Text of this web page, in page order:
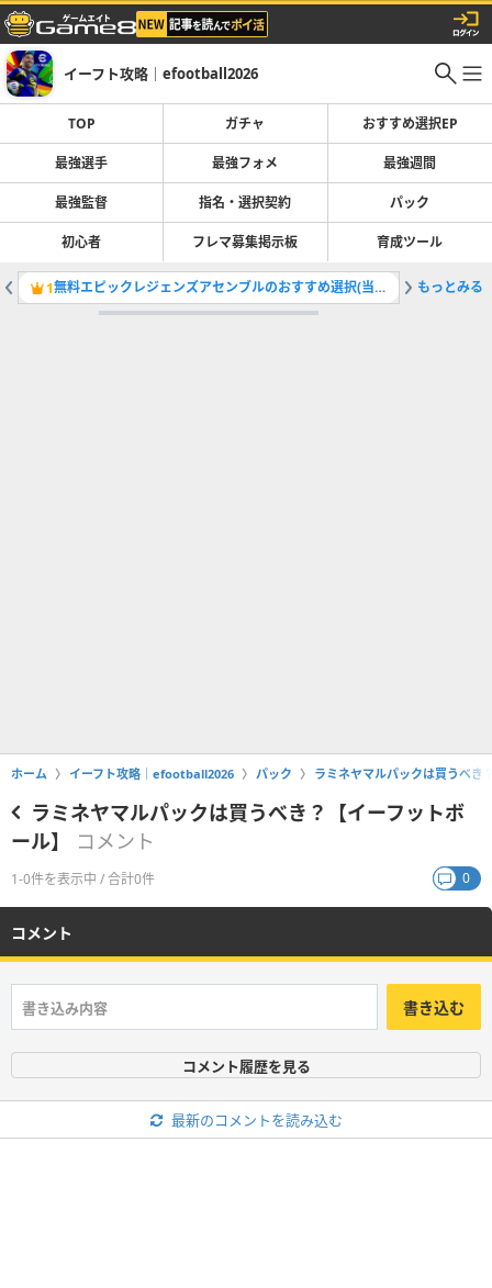
イーフト攻略｜efootball2026
TOP ガチャ おすすめ選択EP
最強選手 最強フォメ 最強週間
最強監督 指名・選択契約 パック
初心者 フレマ募集掲示板 育成ツール
1 無料エピックレジェンズアセンブルのおすすめ選択(当たり)選手ランキングと引き方 2最強選
もっとみる
ホーム イーフト攻略｜efootball2026 パック ラミネヤマルパックは買うべき
ラミネヤマルパックは買うべき？【イーフットボ
ール】
コメント
1-0件を表示中 / 合計0件 0
コメント
書き込む
コメント履歴を見る
最新のコメントを読み込む